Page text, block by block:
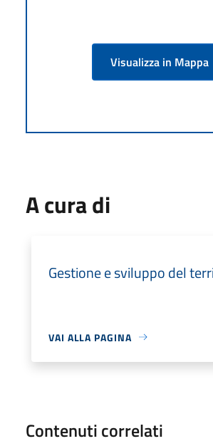
Visualizza in Mappa
A cura di
Gestione e sviluppo del
VAI ALLA PAGINA
Contenuti correlati